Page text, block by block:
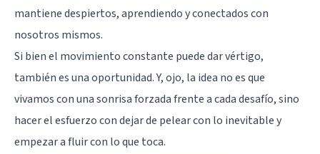
mantiene despiertos, aprendiendo y conectados con
nosotros mismos.
Si bien el movimiento constante puede dar vértigo,
también es una oportunidad. Y, ojo, la idea no es que
vivamos con una sonrisa forzada frente a cada desafío, sino
hacer el esfuerzo con dejar de pelear con lo inevitable y
empezar a fluir con lo que toca.